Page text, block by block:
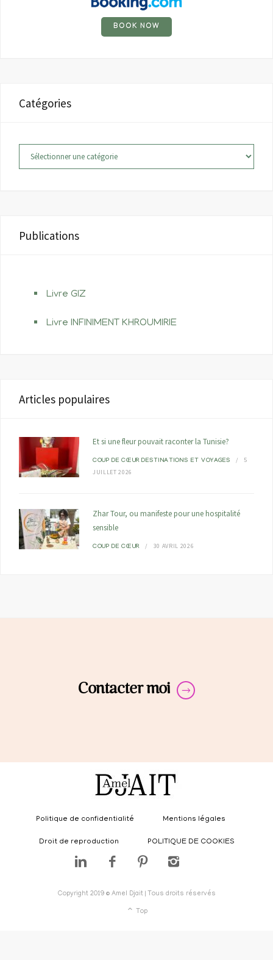
BOOK NOW
Catégories
Catégories
Publications
Livre GIZ
Livre INFINIMENT KHROUMIRIE
Articles populaires
Et si une fleur pouvait raconter la Tunisie?
COUP DE CŒUR DESTINATIONS ET VOYAGES
5
JUILLET 2026
Zhar Tour, ou manifeste pour une hospitalité
sensible
COUP DE CŒUR 30 AVRIL 2026
Contacter moi
Politique de confidentialité Mentions légales
Droit de reproduction POLITIQUE DE COOKIES
Copyright 2019 © Amel Djait | Tous droits réservés
Top